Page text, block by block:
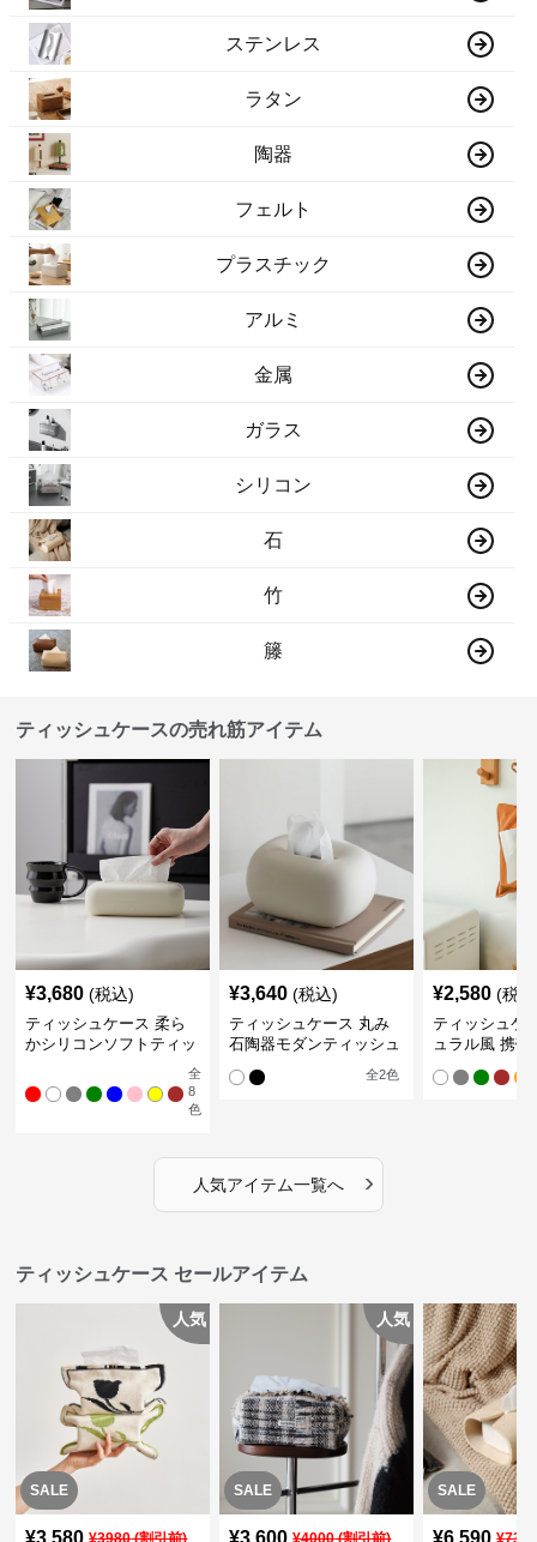
ステンレス
ラタン
陶器
フェルト
プラスチック
アルミ
金属
ガラス
シリコン
石
竹
籐
ティッシュケースの売れ筋アイテム
¥3,680 (税込)
ティッシュケース 柔ら
かシリコンソフトティッ
全
8
色
¥3,640 (税込)
ティッシュケース 丸み
石陶器モダンティッシュ
全2色
¥2,580 (税
ティッシュケ
ュラル風 携帯
人気アイテム一覧へ ›
ティッシュケース セールアイテム
SALE
人気
¥3,580 ¥3980(割引前)
SALE
人気
¥3,600 ¥4000(割引前)
SALE
¥6,590 ¥